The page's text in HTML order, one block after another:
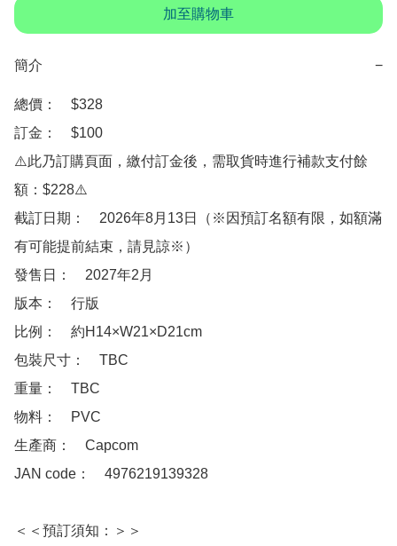
加至購物車
簡介 −
總價：　$328
訂金：　$100
⚠️此乃訂購頁面，繳付訂金後，需取貨時進行補款支付餘
額：$228⚠️
截訂日期：　2026年8月13日（※因預訂名額有限，如額滿
有可能提前結束，請見諒※）
發售日：　2027年2月
版本：　行版
比例：　約H14×W21×D21cm
包裝尺寸：　TBC
重量：　TBC
物料：　PVC
生產商：　Capcom
JAN code：　4976219139328
＜＜預訂須知：＞＞